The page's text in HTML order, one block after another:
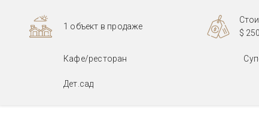
1 объект в продаже
$
Кафе/ресторан
Дет.сад